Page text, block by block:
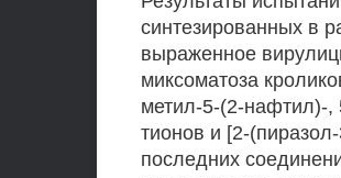
синтезированных в
выраженное
миксоматоза
метил-5-(2-нафтил)-
тионов и [2-
последних